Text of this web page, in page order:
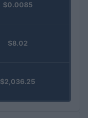
$0.0085
$8.02
$2,036.25